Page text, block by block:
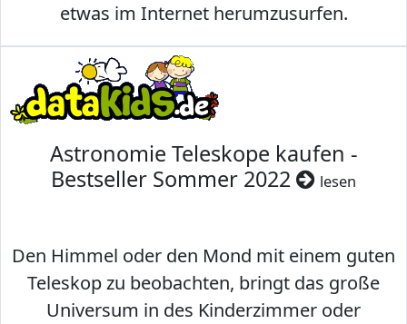
etwas im Internet herumzusurfen.
Astronomie Teleskope kaufen -
Bestseller Sommer 2022
lesen
Den Himmel oder den Mond mit einem guten
Teleskop zu beobachten, bringt das große
Universum in des Kinderzimmer oder